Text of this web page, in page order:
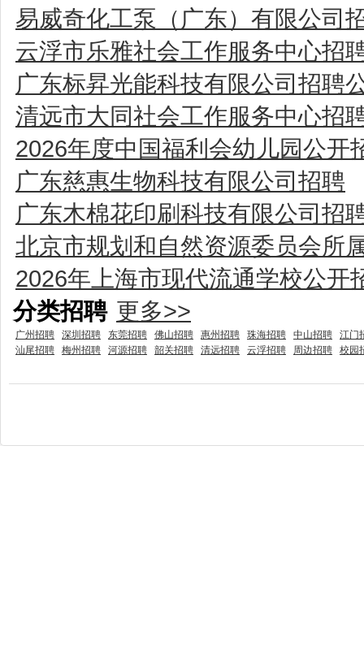
易威奇化工泵（广东）有限公司
云浮市乐雅社会工作服务中心招
广东标昇光能科技有限公司招聘
清远市大同社会工作服务中心招
2026年度中国福利会幼儿园公开
广东慈惠生物科技有限公司招聘
广东木棉花印刷科技有限公司招
北京市规划和自然资源委员会所
2026年上海市现代流通学校公开
分类招聘 更多>>
广州招聘 深圳招聘 东莞招聘 佛山招聘 惠州招聘 珠海招聘 中山招聘
江门
汕尾招聘
梅州招聘 河源招聘 韶关招聘 清远招聘 云浮招聘 周边招聘 校园